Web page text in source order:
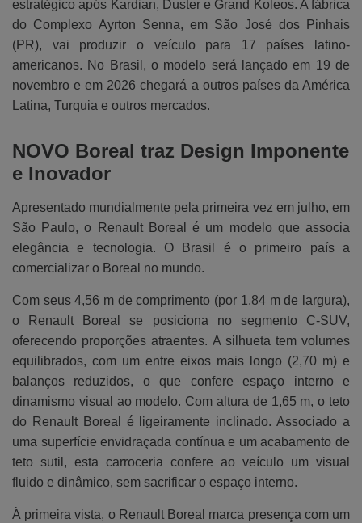
estratégico após Kardian, Duster e Grand Koleos. A fábrica
do Complexo Ayrton Senna, em São José dos Pinhais
(PR), vai produzir o veículo para 17 países latino-
americanos. No Brasil, o modelo será lançado em 19 de
novembro e em 2026 chegará a outros países da América
Latina, Turquia e outros mercados.
NOVO Boreal traz Design Imponente
e Inovador
Apresentado mundialmente pela primeira vez em julho, em
São Paulo, o Renault Boreal é um modelo que associa
elegância e tecnologia. O Brasil é o primeiro país a
comercializar o Boreal no mundo.
Com seus 4,56 m de comprimento (por 1,84 m de largura),
o Renault Boreal se posiciona no segmento C-SUV,
oferecendo proporções atraentes. A silhueta tem volumes
equilibrados, com um entre eixos mais longo (2,70 m) e
balanços reduzidos, o que confere espaço interno e
dinamismo visual ao modelo. Com altura de 1,65 m, o teto
do Renault Boreal é ligeiramente inclinado. Associado a
uma superfície envidraçada contínua e um acabamento de
teto sutil, esta carroceria confere ao veículo um visual
fluido e dinâmico, sem sacrificar o espaço interno.
À primeira vista, o Renault Boreal marca presença com um